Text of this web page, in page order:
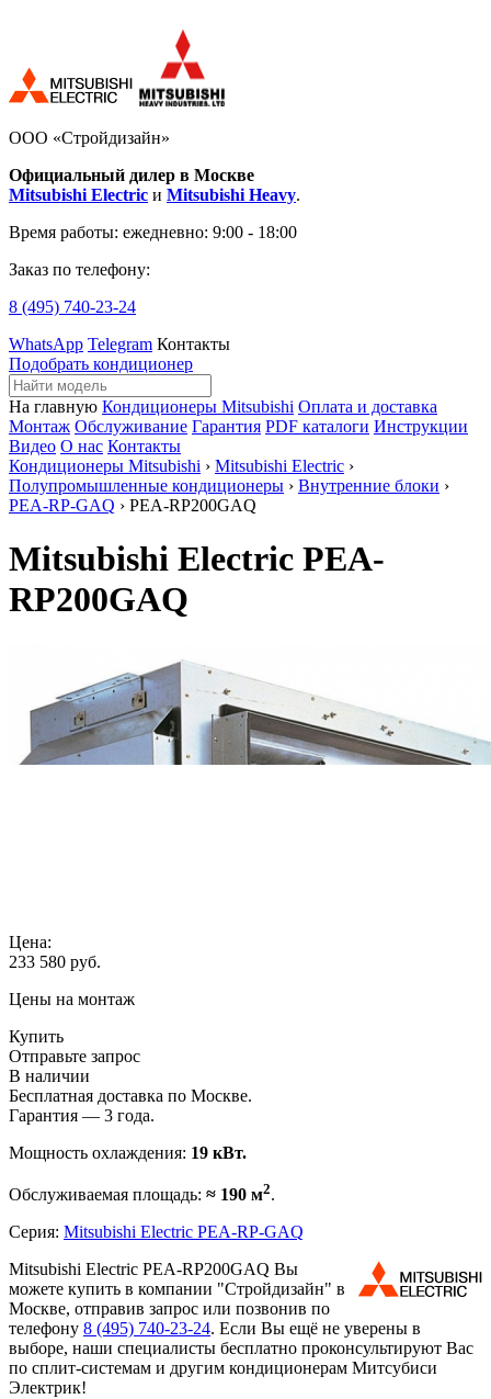
ООО «Стройдизайн»
Официальный дилер в Москве
Mitsubishi Electric и Mitsubishi Heavy.
Время работы: ежедневно: 9:00 - 18:00
Заказ по телефону:
8 (495) 740-23-24
WhatsApp Telegram Контакты
Подобрать кондиционер
На главную Кондиционеры Mitsubishi Оплата и доставка
Монтаж Обслуживание Гарантия PDF каталоги Инструкции
Видео О нас Контакты
Кондиционеры Mitsubishi › Mitsubishi Electric ›
Полупромышленные кондиционеры › Внутренние блоки ›
PEA-RP-GAQ › PEA-RP200GAQ
Mitsubishi Electric PEA-
RP200GAQ
Цена:
233 580 руб.
Цены на монтаж
Купить
Отправьте запрос
В наличии
Бесплатная доставка по Москве.
Гарантия — 3 года.
Мощность охлаждения: 19 кВт.
Обслуживаемая площадь: ≈ 190 м2.
Серия: Mitsubishi Electric PEA-RP-GAQ
Mitsubishi Electric PEA-RP200GAQ Вы
можете купить в компании "Стройдизайн" в
Москве, отправив запрос или позвонив по
телефону 8 (495) 740-23-24. Если Вы ещё не уверены в
выборе, наши специалисты бесплатно проконсультируют Вас
по сплит-системам и другим кондиционерам Митсубиси
Электрик!